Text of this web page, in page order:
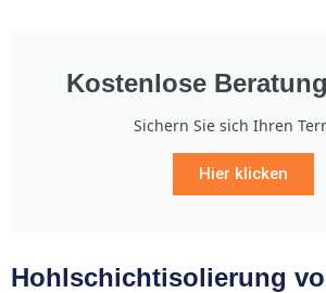
Kostenlose
Sichern Sie sich Ihren
Hier klicken
Hohlschichtisolierung